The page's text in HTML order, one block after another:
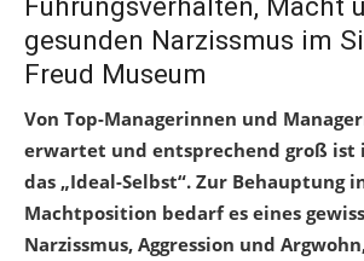
gesunden Narzissmus im
Freud Museum
Von Top-Managerinnen und
erwartet und entsprechend groß ist
das „Ideal-Selbst“. Zur Behauptung
Machtposition bedarf es eines
Narzissmus, Aggression und